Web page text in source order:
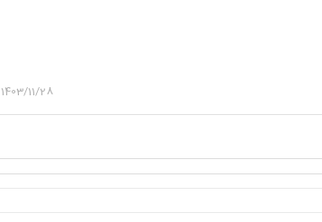
1403/11/28